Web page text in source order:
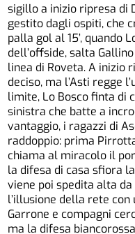
sigillo a inizio ripresa di
gestito dagli ospiti, che
palla gol al 15’, quando
dell’offside, salta
linea di Roveta. A inizio
deciso, ma l’Asti regge
limite, Lo Bosco finta di
sinistra che batte a
vantaggio, i ragazzi di
raddoppio: prima
chiama al miracolo il
la difesa di casa sfiora
viene poi spedita alta da
l’illusione della rete
Garrone e compagni
ma la difesa